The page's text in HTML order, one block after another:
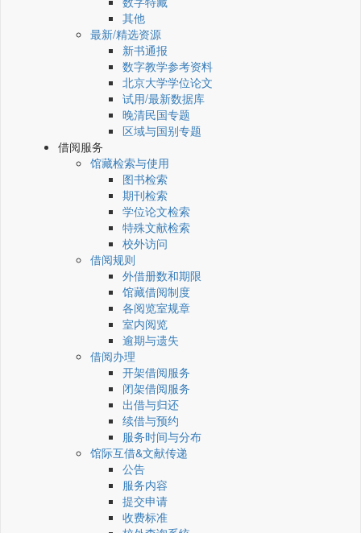
其他
最新/精选资源
新书通报
数字教学参考资料
北京大学学位论文
试用/最新数据库
晚清民国专题
区域与国别专题
借阅服务
馆藏检索与使用
图书检索
期刊检索
学位论文检索
特殊文献检索
校外访问
借阅规则
外借册数和期限
馆藏借阅制度
各阅览室规章
室内阅览
逾期与遗失
借阅办理
开架借阅服务
闭架借阅服务
出借与归还
续借与预约
服务时间与分布
馆际互借&文献传递
公告
服务内容
提交申请
收费标准